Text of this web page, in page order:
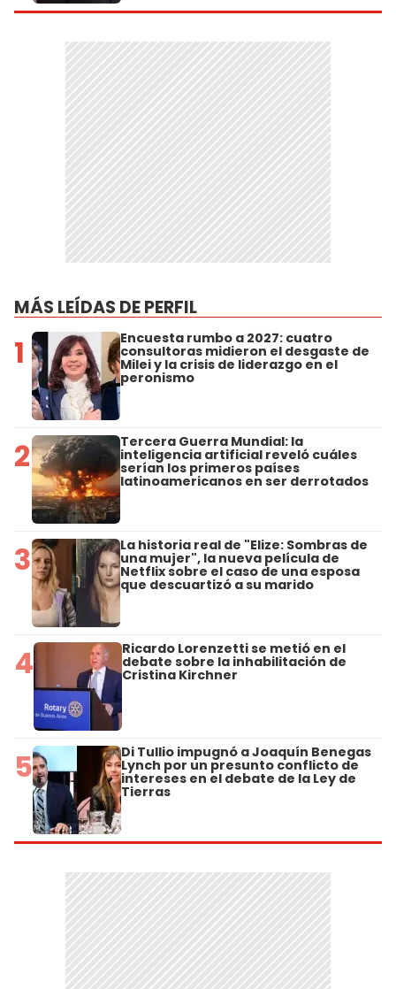
MÁS LEÍDAS DE PERFIL
1 Encuesta rumbo a 2027: cuatro
consultoras midieron el desgaste de
Milei y la crisis de liderazgo en el
peronismo
2 Tercera Guerra Mundial: la
inteligencia artificial reveló cuáles
serían los primeros países
latinoamericanos en ser derrotados
3 La historia real de "Elize: Sombras de
una mujer", la nueva película de
Netflix sobre el caso de una esposa
que descuartizó a su marido
4 Ricardo Lorenzetti se metió en el
debate sobre la inhabilitación de
Cristina Kirchner
5 Di Tullio impugnó a Joaquín Benegas
Lynch por un presunto conflicto de
intereses en el debate de la Ley de
Tierras